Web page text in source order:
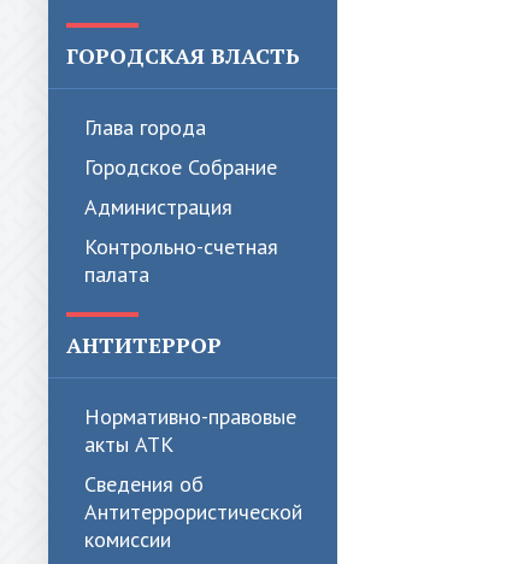
ГОРОДСКАЯ ВЛАСТЬ
Глава города
Городское Собрание
Администрация
Контрольно-счетная
палата
АНТИТЕРРОР
Нормативно-правовые
акты АТК
Сведения об
Антитеррористической
комиссии